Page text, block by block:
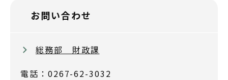
お問い合わせ
総務部 財政課
電話：0267-62-3032